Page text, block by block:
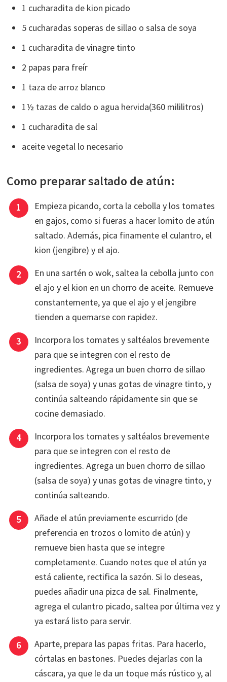
1 cucharadita de kion picado
5 cucharadas soperas de sillao o salsa de soya
1 cucharadita de vinagre tinto
2 papas para freír
1 taza de arroz blanco
1½ tazas de caldo o agua hervida(360 mililitros)
1 cucharadita de sal
aceite vegetal lo necesario
Como preparar saltado de atún:
Empieza picando, corta la cebolla y los tomates
en gajos, como si fueras a hacer lomito de atún
saltado. Además, pica finamente el culantro, el
kion (jengibre) y el ajo.
En una sartén o wok, saltea la cebolla junto con
el ajo y el kion en un chorro de aceite. Remueve
constantemente, ya que el ajo y el jengibre
tienden a quemarse con rapidez.
Incorpora los tomates y saltéalos brevemente
para que se integren con el resto de
ingredientes. Agrega un buen chorro de sillao
(salsa de soya) y unas gotas de vinagre tinto, y
continúa salteando rápidamente sin que se
cocine demasiado.
Incorpora los tomates y saltéalos brevemente
para que se integren con el resto de
ingredientes. Agrega un buen chorro de sillao
(salsa de soya) y unas gotas de vinagre tinto, y
continúa salteando.
Añade el atún previamente escurrido (de
preferencia en trozos o lomito de atún) y
remueve bien hasta que se integre
completamente. Cuando notes que el atún ya
está caliente, rectifica la sazón. Si lo deseas,
puedes añadir una pizca de sal. Finalmente,
agrega el culantro picado, saltea por última vez y
ya estará listo para servir.
Aparte, prepara las papas fritas. Para hacerlo,
córtalas en bastones. Puedes dejarlas con la
cáscara, ya que le da un toque más rústico y, al